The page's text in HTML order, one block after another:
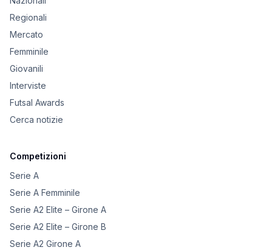
Regionali
Mercato
Femminile
Giovanili
Interviste
Futsal Awards
Cerca notizie
Competizioni
Serie A
Serie A Femminile
Serie A2 Elite – Girone A
Serie A2 Elite – Girone B
Serie A2 Girone A